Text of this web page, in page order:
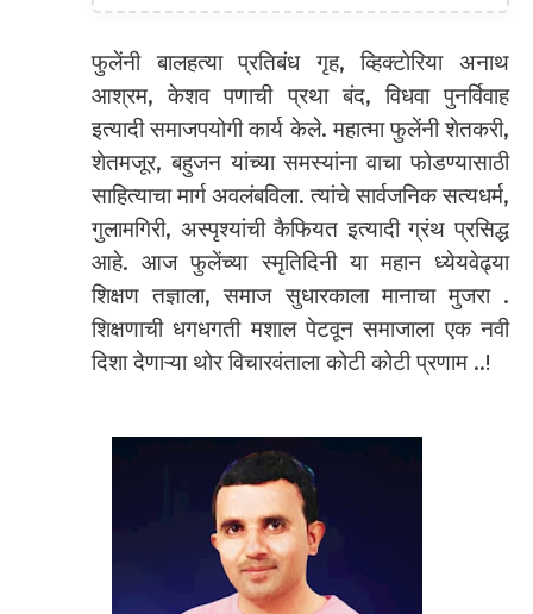
फुलेंनी बालहत्या प्रतिबंध गृह, व्हिक्टोरिया अनाथ
आश्रम, केशव पणाची प्रथा बंद, विधवा पुनर्विवाह
इत्यादी समाजपयोगी कार्य केले. महात्मा फुलेंनी शेतकरी,
शेतमजूर, बहुजन यांच्या समस्यांना वाचा फोडण्यासाठी
साहित्याचा मार्ग अवलंबविला. त्यांचे सार्वजनिक सत्यधर्म,
गुलामगिरी, अस्पृश्यांची कैफियत इत्यादी ग्रंथ प्रसिद्ध
आहे. आज फुलेंच्या स्मृतिदिनी या महान ध्येयवेढ्या
शिक्षण तज्ञाला, समाज सुधारकाला मानाचा मुजरा .
शिक्षणाची धगधगती मशाल पेटवून समाजाला एक नवी
दिशा देणाऱ्या थोर विचारवंताला कोटी कोटी प्रणाम ..!